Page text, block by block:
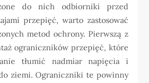
do nich odbiorniki przed
przepięć, warto zastosować
metod ochrony. Pierwszą z
ograniczników przepięć, które
tłumić nadmiar napięcia i
ziemi. Ograniczniki te powinny